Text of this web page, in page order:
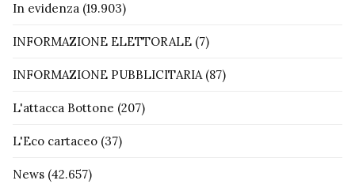
In evidenza (19.903)
INFORMAZIONE ELETTORALE (7)
INFORMAZIONE PUBBLICITARIA (87)
L'attacca Bottone (207)
L'Eco cartaceo (37)
News (42.657)